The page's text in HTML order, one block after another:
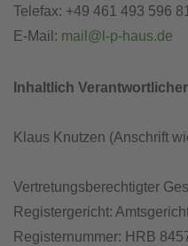
Telefax: +49 461 493 596 81
E-Mail: mail@l-p-haus.de
Inhaltlich
Klaus Knutzen (Anschrift
Vertretungsberechtigter
Registergericht:
Registernummer: HRB 8457